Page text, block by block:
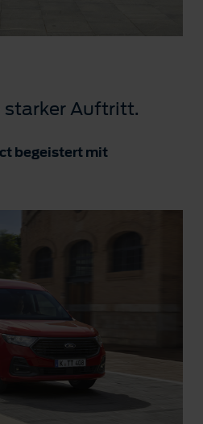
starker Auftritt.
begeistert mit